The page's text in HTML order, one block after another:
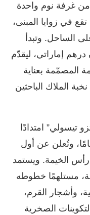
غرفة نوم واحدة
في زوايا المبنى،
الساحل. وتبدأ
من 1.1 مليون درهم إماراتي، ليقدّم
المصمّمة بعناية
الملاك الباحثين
تيسولي” امتدادًا
تصميم تمتد لأكثر من 95 عامًا، وتُعلن عن أول
الخيمة. ويستمد
مستلهمًا خطوطه
وأشجار القرم،
الصخرية